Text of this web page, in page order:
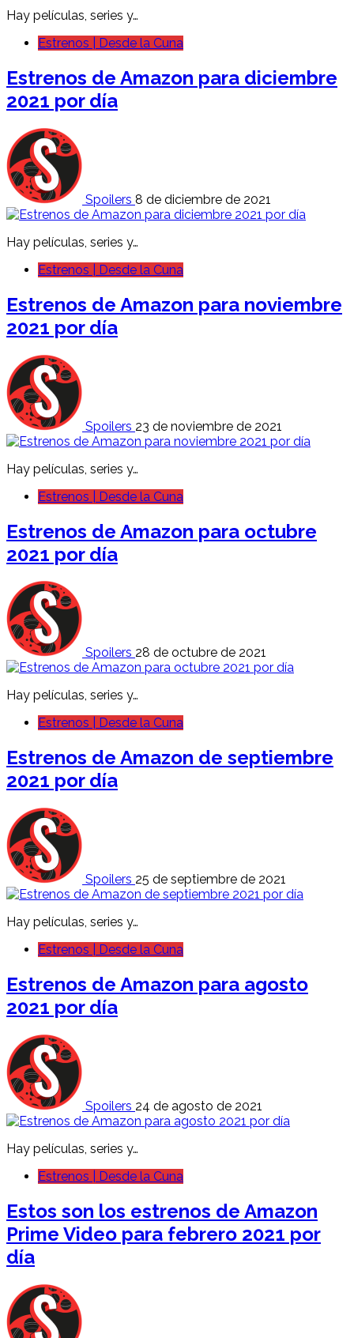
Hay películas, series y…
Estrenos | Desde la Cuna
Estrenos de Amazon para diciembre
2021 por día
Spoilers 8 de diciembre de 2021
Hay películas, series y…
Estrenos | Desde la Cuna
Estrenos de Amazon para noviembre
2021 por día
Spoilers 23 de noviembre de 2021
Hay películas, series y…
Estrenos | Desde la Cuna
Estrenos de Amazon para octubre
2021 por día
Spoilers 28 de octubre de 2021
Hay películas, series y…
Estrenos | Desde la Cuna
Estrenos de Amazon de septiembre
2021 por día
Spoilers 25 de septiembre de 2021
Hay películas, series y…
Estrenos | Desde la Cuna
Estrenos de Amazon para agosto
2021 por día
Spoilers 24 de agosto de 2021
Hay películas, series y…
Estrenos | Desde la Cuna
Estos son los estrenos de Amazon
Prime Video para febrero 2021 por
día